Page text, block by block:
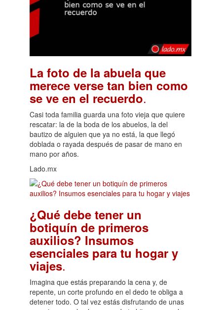
La foto de la abuela que
merece verse tan bien como
se ve en el recuerdo.
Casi toda familia guarda una foto vieja que quiere
rescatar: la de la boda de los abuelos, la del
bautizo de alguien que ya no está, la que llegó
doblada o rayada después de pasar de mano en
mano por años.
Lado.mx
¿Qué debe tener un
botiquín de primeros
auxilios? Insumos
esenciales para tu hogar y
viajes.
Imagina que estás preparando la cena y, de
repente, un corte profundo en el dedo te obliga a
detener todo. O tal vez estás disfrutando de unas